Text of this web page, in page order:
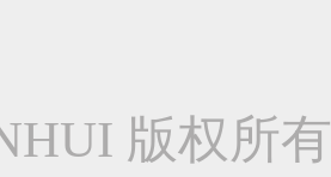
版权所有